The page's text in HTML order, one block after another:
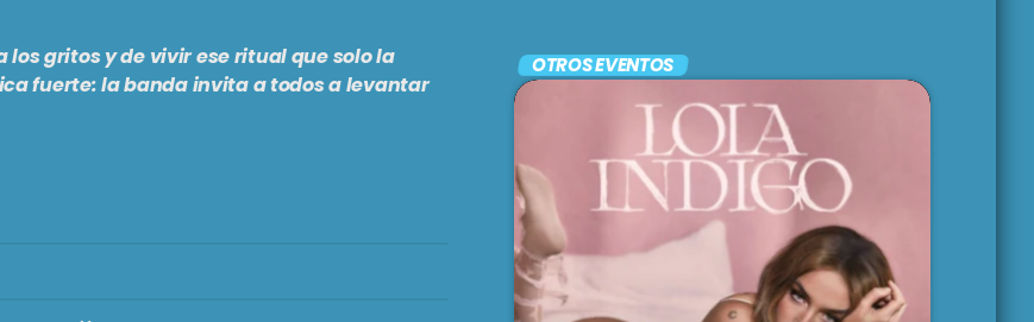
los gritos y de vivir ese ritual que solo la
fuerte: la banda invita a todos a levantar
OTROS EVENTOS